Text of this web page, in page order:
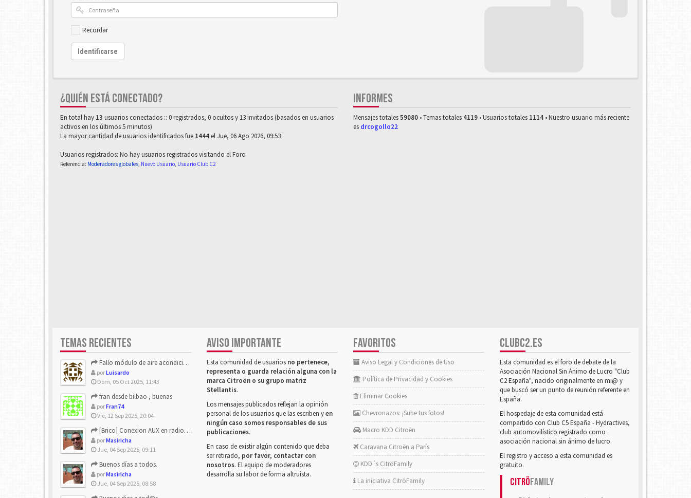
Recordar
Identificarse
¿QUIÉN ESTÁ CONECTADO?
En total hay 13 usuarios conectados :: 0 registrados, 0 ocultos y 13 invitados (basados en usuarios
activos en los últimos 5 minutos)
La mayor cantidad de usuarios identificados fue 1444 el Jue, 06 Ago 2026, 09:53
Usuarios registrados: No hay usuarios registrados visitando el Foro
Referencia: Moderadores globales, Nuevo Usuario, Usuario Club C2
INFORMES
Mensajes totales59080 • Temas totales 4119 • Usuarios totales 1114 • Nuestro usuario más reciente
es drcogollo22
TEMAS RECIENTES
Fallo módulo de aire acondicionado
porLuisardo
Dom, 05 Oct 2025, 11:43
fran desde bilbao , buenas
porFran74
Vie, 12 Sep 2025, 20:04
[Brico] Conexion AUX en radio de origen
porMasiricha
Jue, 04 Sep 2025, 09:11
Buenos días a todos.
porMasiricha
Jue, 04 Sep 2025, 08:58
AVISO IMPORTANTE
Esta comunidad de usuarios no pertenece,
representa o guarda relación alguna con la
marca Citroën o su grupo matriz
Stellantis.
Los mensajes publicados reflejan la opinión
personal de los usuarios que las escriben yen
ningún caso somos responsables de sus
publicaciones.
En caso de existir algún contenido que deba
ser retirado, por favor, contactar con
nosotros. El equipo de moderadores
desarrolla su labor de forma altruista.
FAVORITOS
Aviso Legal y Condiciones de Uso
Política de Privacidad y Cookies
Eliminar Cookies
Chevronazos: ¡Sube tus fotos!
Macro KDD Citroën
Caravana Citroën a París
KDD´s CitröFamily
La iniciativa CitröFamily
CLUBC2.ES
Esta comunidad es el foro de debate de la
Asociación Nacional Sin Ánimo de Lucro "Club
C2 España", nacido originalmente en mi@ y
que buscó ser un punto de reunión referente en
España.
El hospedaje de esta comunidad está
compartido con Club C5 España - Hydractives,
club automovilístico registrado como
asociación nacional sin ánimo de lucro.
El registro y acceso a esta comunidad es
gratuito.
CitröFamily